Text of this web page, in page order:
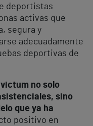
deportistas
activas que
segura y
adecuadamente
deportivas de
no solo
sino
que ya ha
positivo en